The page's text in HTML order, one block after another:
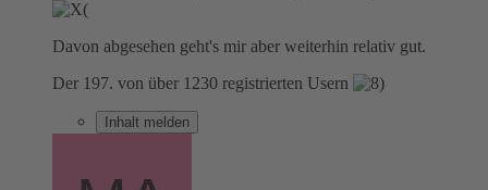
Davon abgesehen geht's mir aber weiterhin relativ gut.
Der 197. von über 1230 registrierten Usern
Inhalt melden